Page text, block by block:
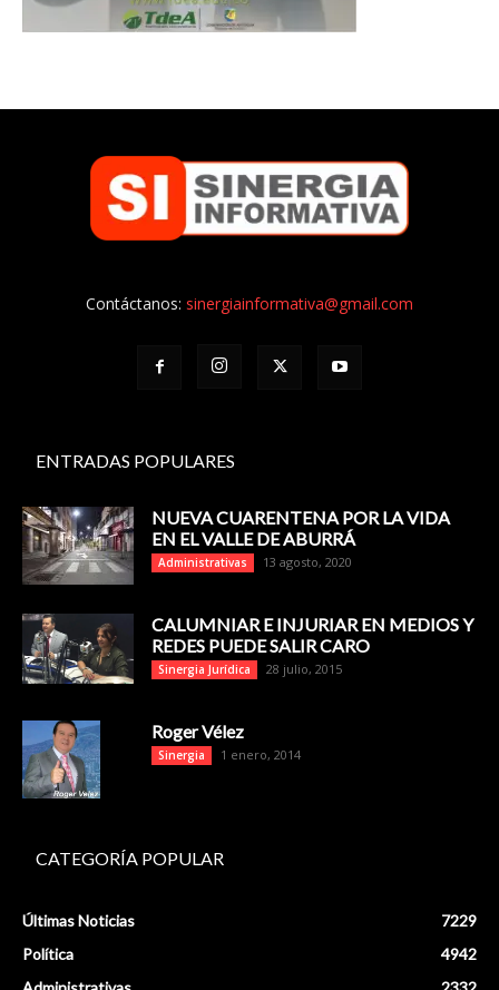
Contáctanos: sinergiainformativa@gmail.com
ENTRADAS POPULARES
NUEVA CUARENTENA POR LA VIDA
EN EL VALLE DE ABURRÁ
Administrativas 13 agosto, 2020
CALUMNIAR E INJURIAR EN MEDIOS Y
REDES PUEDE SALIR CARO
Sinergia Jurídica 28 julio, 2015
Roger Vélez
Sinergia 1 enero, 2014
CATEGORÍA POPULAR
Últimas Noticias
7229
Política
4942